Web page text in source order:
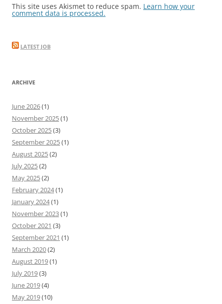
This site uses Akismet to reduce spam. Learn how your
comment data is processed.
LATEST JOB
ARCHIVE
June 2026(1)
November 2025(1)
October 2025(3)
September 2025(1)
August 2025(2)
July 2025(2)
May 2025(2)
February 2024(1)
January 2024(1)
November 2023(1)
October 2021 (3)
September 2021 (1)
March 2020(2)
August 2019(1)
July 2019(3)
June 2019(4)
May 2019(10)